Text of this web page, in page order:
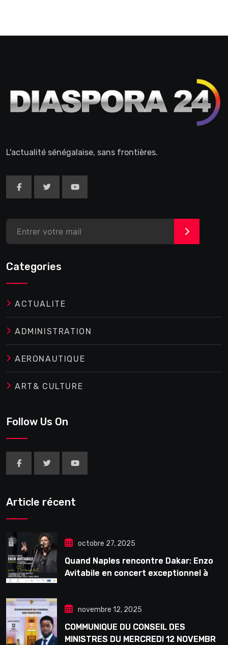
L'actualité sénégalaise, sans frontières.
>
Categories
ACTUALITE
ADMINISTRATION
AERONAUTIQUE
ART& CULTURE
Follow Us On
Article récent
octobre 27, 2025
Quand Naples rencontre Dakar: Enzo
Avitabile en concert exceptionnel à
novembre 12, 2025
COMMUNIQUE DU CONSEIL DES
MINISTRES DU MERCREDI 12 NOVEMBRE